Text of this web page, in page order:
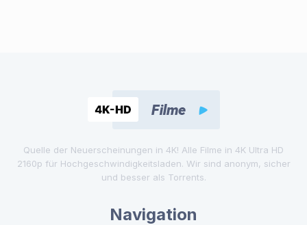
Quelle der Neuerscheinungen in 4K! Alle Filme in 4K Ultra HD
2160p für Hochgeschwindigkeitsladen. Wir sind anonym, sicher
und besser als Torrents.
Navigation